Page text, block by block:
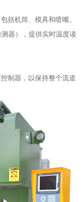
括机筒、模具和喷嘴。
器），提供实时温度读
制器，以保持整个流道